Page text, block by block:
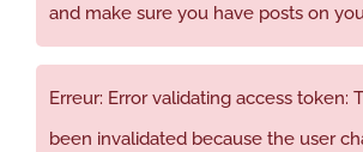
and make sure you have posts on
Erreur: Error validating access token:
been invalidated because the user